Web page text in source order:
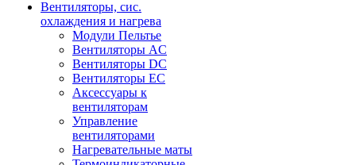
Вентиляторы, сис.
охлаждения и нагрева
Модули Пельтье
Вентиляторы AC
Вентиляторы DC
Вентиляторы EC
Аксессуары к
вентиляторам
Управление
вентиляторами
Нагревательные маты